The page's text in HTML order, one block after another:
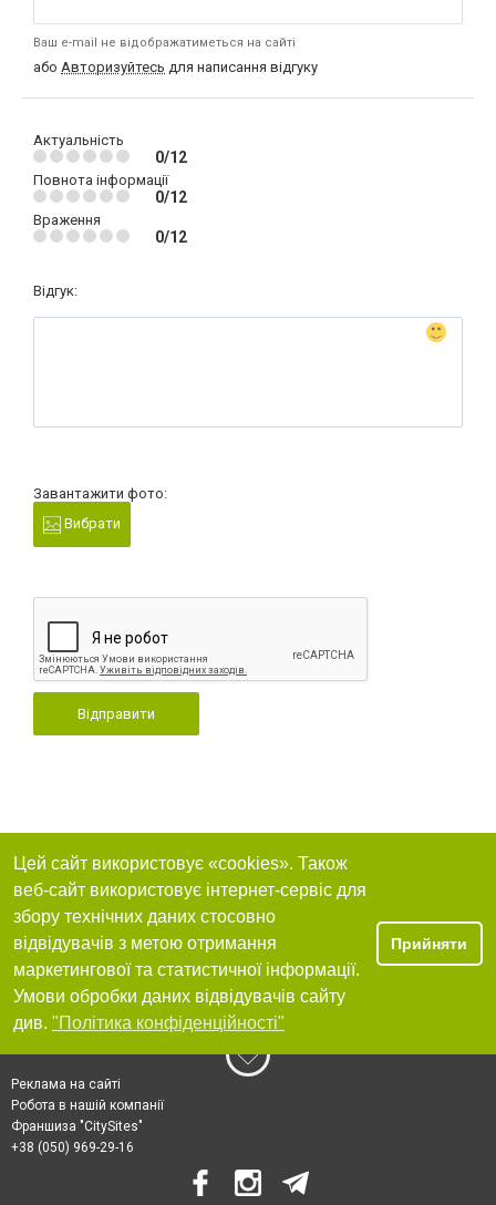
Ваш e-mail не відображатиметься на сайті
або Авторизуйтесь для написання відгуку
Актуальність
0/12
Повнота інформації
0/12
Враження
0/12
Відгук:
Завантажити фото:
Вибрати
Відправити
Цей сайт використовує «cookies». Також
веб-сайт використовує інтернет-сервіс для
збору технічних даних стосовно
відвідувачів з метою отримання
маркетингової та статистичної інформації.
Умови обробки даних відвідувачів сайту
див. "Політика конфіденційності"
Прийняти
Реклама на сайті
Робота в нашій компанії
Франшиза "CitySites"
+38 (050) 969-29-16